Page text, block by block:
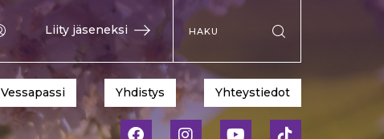
Liity jäseneksi
Hae sivustolta
Vessapassi Yhdistys Yhteystiedot